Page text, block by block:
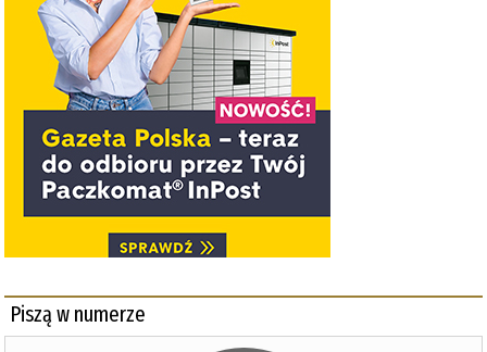
Piszą w numerze